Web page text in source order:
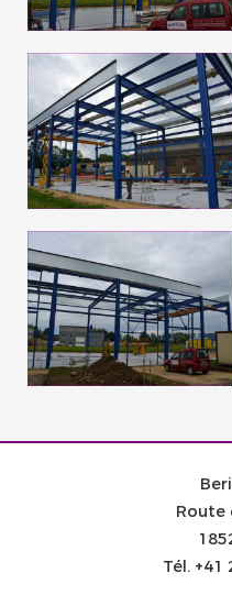
Route
Tél. +41